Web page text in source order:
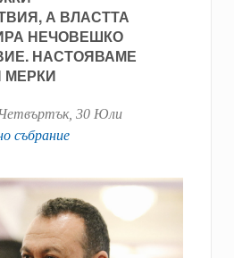
А ВЛАСТТА
НЕЧОВЕШКО
НАСТОЯВАМЕ
Четвъртък, 30 Юли
събрание